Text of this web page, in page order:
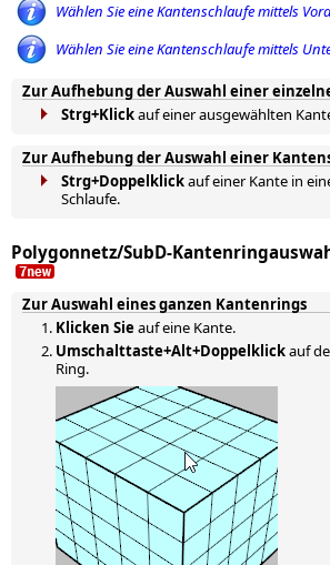
Wählen Sie eine Kantenschlaufe mittels
Wählen Sie eine Kantenschlaufe mittels
Zur Aufhebung der Auswahl einer
Strg+Klickauf einer ausgewählten
Zur Aufhebung der Auswahl einer
Strg+Doppelklickauf einer Kante in
Schlaufe.
Polygonnetz/SubD-
Zur Auswahl eines ganzen Kantenrings
Klicken Sie auf eine Kante.
Umschalttaste+Alt+Doppelklickauf
Ring.